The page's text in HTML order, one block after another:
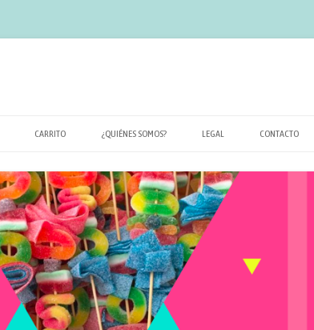
CARRITO ¿QUIÉNES SOMOS? LEGAL
TÉRMINOS Y CONDICIONES
CONTACTO